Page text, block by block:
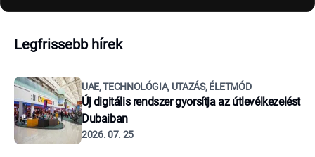
Legfrissebb hírek
UAE, TECHNOLÓGIA, UTAZÁS, ÉLETMÓD
Új digitális rendszer gyorsítja az útlevélkezelést
Dubaiban
2026. 07. 25